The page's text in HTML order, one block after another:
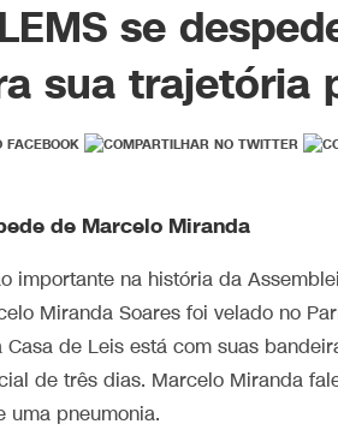
se
sua trajetória
de Marcelo Miranda
importante na história da
Miranda Soares foi velado no
Casa de Leis está com suas
de três dias. Marcelo Miranda
uma pneumonia.